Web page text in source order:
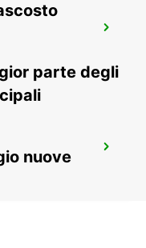
parte degli
nuove